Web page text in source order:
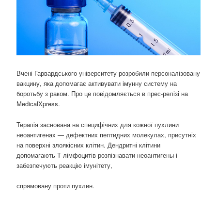
Вчені Гарвардського університету розробили персоналізовану
вакцину, яка допомагає активувати імунну систему на
боротьбу з раком. Про це повідомляється в прес-релізі на
MedicalXpress.
Терапія заснована на специфічних для кожної пухлини
неоантигенах — дефектних пептидних молекулах, присутніх
на поверхні злоякісних клітин. Дендритні клітини
допомагають Т-лімфоцитів розпізнавати неоантигены і
забезпечують реакцію імунітету,
спрямовану проти пухлин.